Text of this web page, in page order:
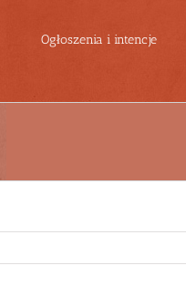
Ogłoszenia i intencje